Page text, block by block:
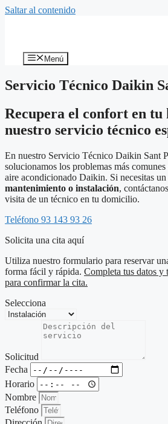
Saltar al contenido
Menú
Servicio Técnico Daikin
Recupera el confort en tu
nuestro servicio técnico
En nuestro Servicio Técnico Daikin Sant
solucionamos los problemas más
aire acondicionado Daikin. Si necesitas
mantenimiento o instalación,
visita de un técnico en tu domicilio.
Teléfono 93 143 93 26
Solicita una cita aquí
Utiliza nuestro formulario para reservar
forma fácil y rápida. Completa tus datos y
para confirmar la cita.
Selecciona
Solicitud
Fecha
Horario
Nombre
Teléfono